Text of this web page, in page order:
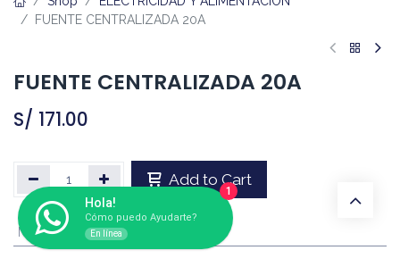
FUENTE CENTRALIZADA 20A
FUENTE CENTRALIZADA 20A
S/ 171.00
Add to Cart
Marca:SIN MARCA - GENÉRICO
Hola!
Cómo puedo Ayudarte?
En línea
1